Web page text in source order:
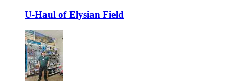
U-Haul of Elysian Field